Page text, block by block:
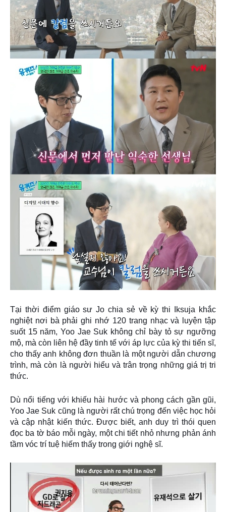
Tại thời điểm giáo sư Jo chia sẻ về kỳ thi Iksuja khắc
nghiệt nơi bà phải ghi nhớ 120 trang nhạc và luyện tập
suốt 15 năm, Yoo Jae Suk không chỉ bày tỏ sự ngưỡng
mộ, mà còn liên hệ đầy tinh tế với áp lực của kỳ thi tiến sĩ,
cho thấy anh không đơn thuần là một người dẫn chương
trình, mà còn là người hiểu và trân trọng những giá trị tri
thức.
Dù nổi tiếng với khiếu hài hước và phong cách gần gũi,
Yoo Jae Suk cũng là người rất chú trọng đến việc học hỏi
và cập nhật kiến thức. Được biết, anh duy trì thói quen
đọc ba tờ báo mỗi ngày, một chi tiết nhỏ nhưng phản ánh
tầm vóc trí tuệ hiếm thấy trong giới nghệ sĩ.